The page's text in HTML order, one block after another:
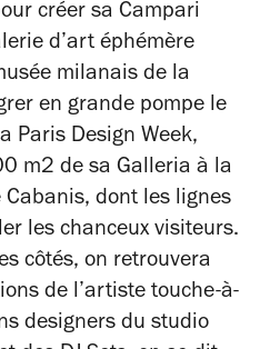
créer sa Campari
d’art éphémère
milanais de la
en grande pompe le
Paris Design Week,
m2 de sa Galleria à la
dont les lignes
les chanceux visiteurs.
côtés, on retrouvera
de l’artiste touche-à-
designers du studio